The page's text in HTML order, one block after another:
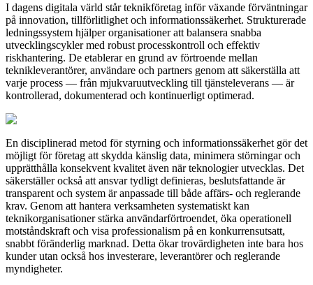
I dagens digitala värld står teknikföretag inför växande förväntningar
på innovation, tillförlitlighet och informationssäkerhet. Strukturerade
ledningssystem hjälper organisationer att balansera snabba
utvecklingscykler med robust processkontroll och effektiv
riskhantering. De etablerar en grund av förtroende mellan
teknikleverantörer, användare och partners genom att säkerställa att
varje process — från mjukvaruutveckling till tjänsteleverans — är
kontrollerad, dokumenterad och kontinuerligt optimerad.
En disciplinerad metod för styrning och informationssäkerhet gör det
möjligt för företag att skydda känslig data, minimera störningar och
upprätthålla konsekvent kvalitet även när teknologier utvecklas. Det
säkerställer också att ansvar tydligt definieras, beslutsfattande är
transparent och system är anpassade till både affärs- och reglerande
krav. Genom att hantera verksamheten systematiskt kan
teknikorganisationer stärka användarförtroendet, öka operationell
motståndskraft och visa professionalism på en konkurrensutsatt,
snabbt föränderlig marknad. Detta ökar trovärdigheten inte bara hos
kunder utan också hos investerare, leverantörer och reglerande
myndigheter.